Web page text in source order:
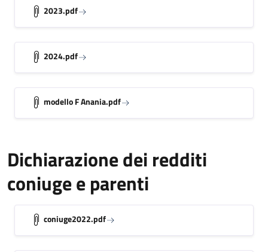
2023.pdf
2024.pdf
modello F Anania.pdf
Dichiarazione dei redditi
coniuge e parenti
coniuge2022.pdf